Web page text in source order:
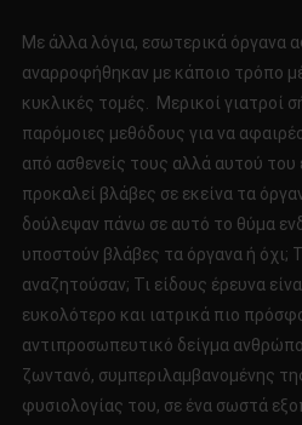
Με άλλα λόγια, εσωτερικά όργανα
αναρροφήθηκαν με κάποιο τρόπο
κυκλικές τομές. Μερικοί γιατροί
παρόμοιες μεθόδους για να
από ασθενείς τους αλλά αυτού του
προκαλεί βλάβες σε εκείνα τα
δούλεψαν πάνω σε αυτό το θύμα
υποστούν βλάβες τα όργανα ή όχι;
αναζητούσαν; Τι είδους έρευνα
ευκολότερο και ιατρικά πιο
αντιπροσωπευτικό δείγμα
ζωντανό, συμπεριλαμβανομένης
φυσιολογίας του, σε ένα σωστά